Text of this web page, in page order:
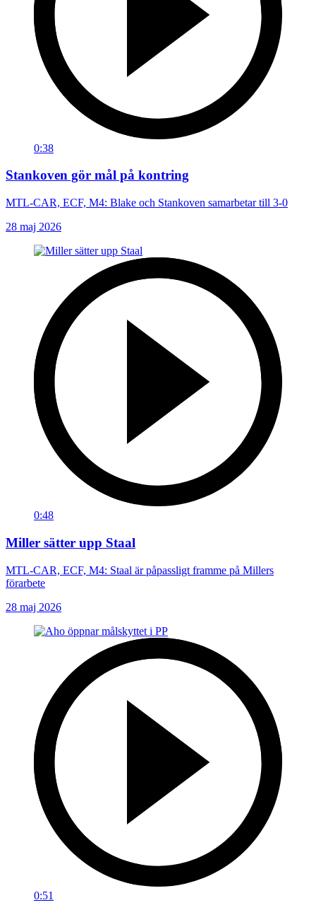
0:38
Stankoven gör mål på kontring
MTL-CAR, ECF, M4: Blake och Stankoven samarbetar till 3-0
28 maj 2026
0:48
Miller sätter upp Staal
MTL-CAR, ECF, M4: Staal är påpassligt framme på Millers
förarbete
28 maj 2026
0:51